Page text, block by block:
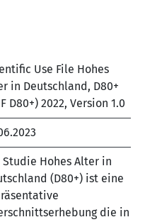
Use File Hohes
in Deutschland, D80+
D80+) 2022, Version 1.0
Studie Hohes Alter in
(D80+) ist eine
die in